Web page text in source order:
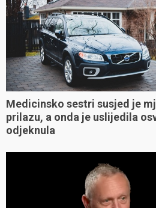
Medicinsko sestri susjed je
prilazu, a onda je uslijedila
odjeknula